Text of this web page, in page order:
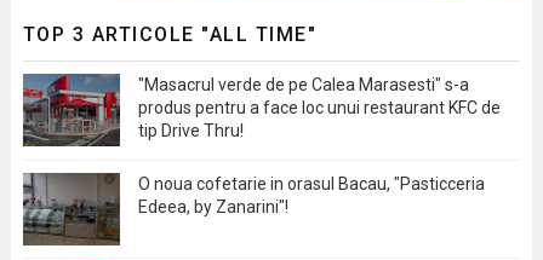
TOP 3 ARTICOLE "ALL TIME"
"Masacrul verde de pe Calea Marasesti" s-a
produs pentru a face loc unui restaurant KFC de
tip Drive Thru!
O noua cofetarie in orasul Bacau, "Pasticceria
Edeea, by Zanarini"!